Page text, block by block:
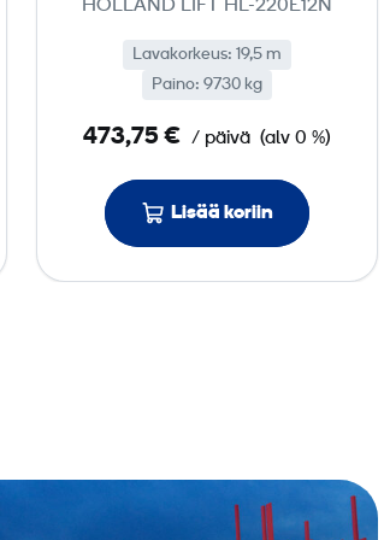
ö
i
e
n
s
a
k
v
HOLLAND LIFT HL-220E12N
Lavakorkeus: 19,5 m
Paino: 9730 kg
473,75 € / päivä (alv 0 %)
Lisää koriin